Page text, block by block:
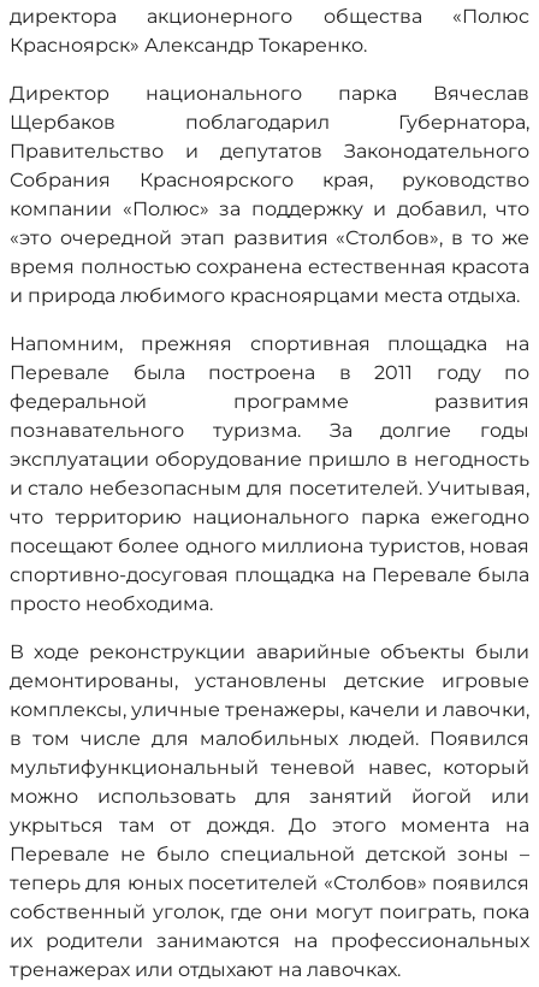
директора акционерного общества «Полюс
Красноярск» Александр Токаренко.
Директор национального парка Вячеслав
Щербаков поблагодарил Губернатора,
Правительство и депутатов Законодательного
Собрания Красноярского края, руководство
компании «Полюс» за поддержку и добавил, что
«это очередной этап развития «Столбов», в то же
время полностью сохранена естественная красота
и природа любимого красноярцами места отдыха.
Напомним, прежняя спортивная площадка на
Перевале была построена в 2011 году по
федеральной программе развития
познавательного туризма. За долгие годы
эксплуатации оборудование пришло в негодность
и стало небезопасным для посетителей. Учитывая,
что территорию национального парка ежегодно
посещают более одного миллиона туристов, новая
спортивно-досуговая площадка на Перевале была
просто необходима.
В ходе реконструкции аварийные объекты были
демонтированы, установлены детские игровые
комплексы, уличные тренажеры, качели и лавочки,
в том числе для малобильных людей. Появился
мультифункциональный теневой навес, который
можно использовать для занятий йогой или
укрыться там от дождя. До этого момента на
Перевале не было специальной детской зоны –
теперь для юных посетителей «Столбов» появился
собственный уголок, где они могут поиграть, пока
их родители занимаются на профессиональных
тренажерах или отдыхают на лавочках.